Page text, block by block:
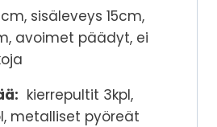
sisäleveys 15cm,
avoimet päädyt, ei
kierrepultit 3kpl,
metalliset pyöreät